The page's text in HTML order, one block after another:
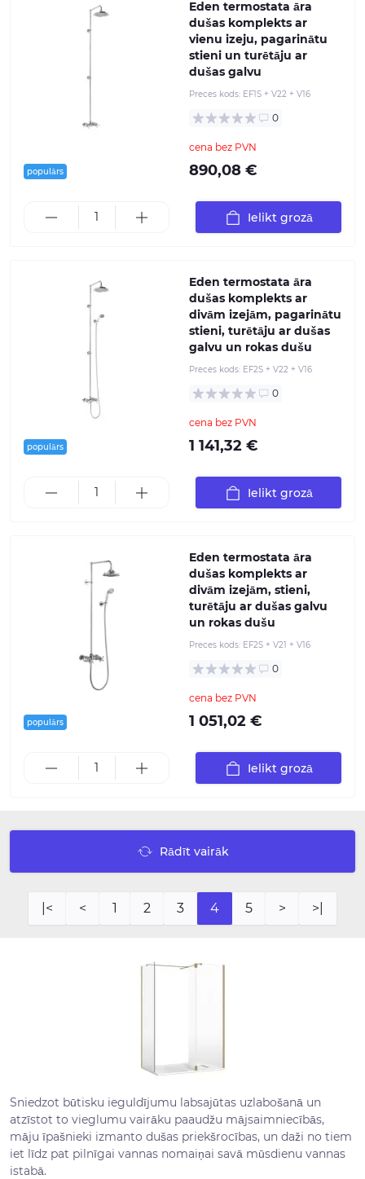
populārs
Eden termostata āra
dušas komplekts ar
vienu izeju, pagarinātu
stieni un turētāju ar
dušas galvu
Preces kods: EF1S + V22 + V16
0
cena bez PVN
890,08 €
Ielikt grozā
populārs
Eden termostata āra
dušas komplekts ar
divām izejām, pagarinātu
stieni, turētāju ar dušas
galvu un rokas dušu
Preces kods: EF2S + V22 + V16
0
cena bez PVN
1 141,32 €
Ielikt grozā
populārs
Eden termostata āra
dušas komplekts ar
divām izejām, stieni,
turētāju ar dušas galvu
un rokas dušu
Preces kods: EF2S + V21 + V16
0
cena bez PVN
1 051,02 €
Ielikt grozā
Rādīt vairāk
|< < 1 2 3 4 5 > >|
Sniedzot būtisku ieguldījumu labsajūtas uzlabošanā un
atzīstot to vieglumu vairāku paaudžu mājsaimniecībās,
māju īpašnieki izmanto dušas priekšrocības, un daži no tiem
iet līdz pat pilnīgai vannas nomaiņai savā mūsdienu vannas
istabā.